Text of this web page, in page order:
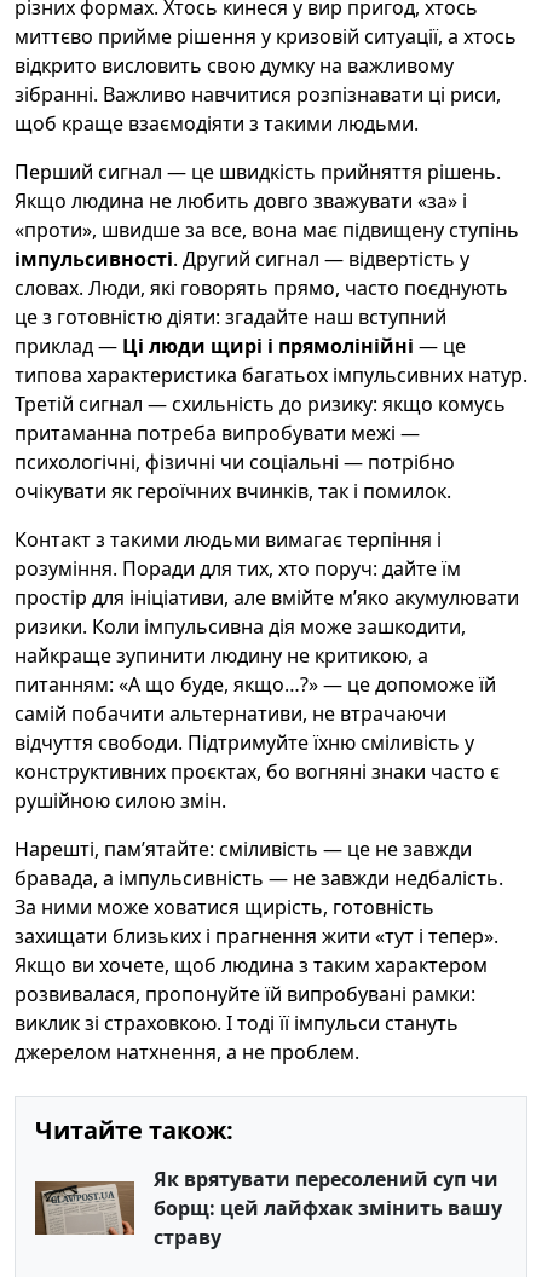
різних формах. Хтось кинеся у вир пригод, хтось
миттєво прийме рішення у кризовій ситуації, а хтось
відкрито висловить свою думку на важливому
зібранні. Важливо навчитися розпізнавати ці риси,
щоб краще взаємодіяти з такими людьми.
Перший сигнал — це швидкість прийняття рішень.
Якщо людина не любить довго зважувати «за» і
«проти», швидше за все, вона має підвищену ступінь
імпульсивності. Другий сигнал — відвертість у
словах. Люди, які говорять прямо, часто поєднують
це з готовністю діяти: згадайте наш вступний
приклад — Ці люди щирі і прямолінійні — це
типова характеристика багатьох імпульсивних натур.
Третій сигнал — схильність до ризику: якщо комусь
притаманна потреба випробувати межі —
психологічні, фізичні чи соціальні — потрібно
очікувати як героїчних вчинків, так і помилок.
Контакт з такими людьми вимагає терпіння і
розуміння. Поради для тих, хто поруч: дайте їм
простір для ініціативи, але вмійте м’яко акумулювати
ризики. Коли імпульсивна дія може зашкодити,
найкраще зупинити людину не критикою, а
питанням: «А що буде, якщо…?» — це допоможе їй
самій побачити альтернативи, не втрачаючи
відчуття свободи. Підтримуйте їхню сміливість у
конструктивних проєктах, бо вогняні знаки часто є
рушійною силою змін.
Нарешті, пам’ятайте: сміливість — це не завжди
бравада, а імпульсивність — не завжди недбалість.
За ними може ховатися щирість, готовність
захищати близьких і прагнення жити «тут і тепер».
Якщо ви хочете, щоб людина з таким характером
розвивалася, пропонуйте їй випробувані рамки:
виклик зі страховкою. І тоді її імпульси стануть
джерелом натхнення, а не проблем.
Читайте також:
Як врятувати пересолений суп чи
борщ: цей лайфхак змінить вашу
страву